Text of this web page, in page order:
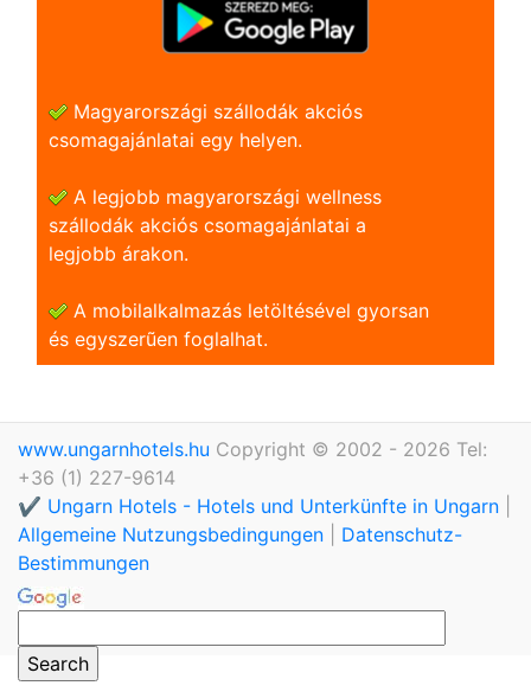
Magyarországi szállodák akciós
csomagajánlatai egy helyen.
A legjobb magyarországi wellness
szállodák akciós csomagajánlatai a
legjobb árakon.
A mobilalkalmazás letöltésével gyorsan
és egyszerũen foglalhat.
www.ungarnhotels.hu Copyright © 2002 - 2026 Tel:
+36 (1) 227-9614
✔️ Ungarn Hotels - Hotels und Unterkünfte in Ungarn
Allgemeine Nutzungsbedingungen
Datenschutz-
Bestimmungen